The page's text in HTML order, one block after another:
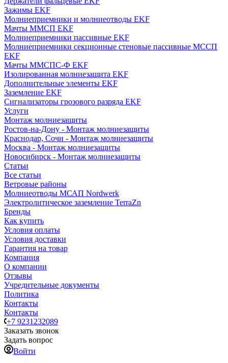
Зажимы EKF
Молниеприемники и молниеотводы EKF
Мачты ММСП EKF
Молниеприемники пассивные EKF
Молниеприемники секционные стеновые пассивные МССП
EKF
Мачты ММСПС-Ф EKF
Изолированная молниезащита EKF
Дополнительные элементы EKF
Заземление EKF
Сигнализаторы грозового разряда EKF
Услуги
Монтаж молниезащиты
Ростов-на-Дону - Монтаж молниезащиты
Краснодар, Сочи - Монтаж молниезащиты
Москва - Монтаж молниезащиты
Новосибирск - Монтаж молниезащиты
Статьи
Все статьи
Ветровые районы
Молниеотводы МСАП Nordwerk
Электролитическое заземление TerraZn
Бренды
Как купить
Условия оплаты
Условия доставки
Гарантия на товар
Компания
О компании
Отзывы
Учредительные документы
Политика
Контакты
Контакты
+7 9231232089
Заказать звонок
Задать вопрос
Войти